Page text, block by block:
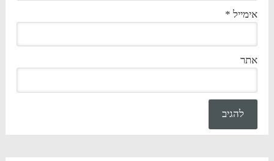
אימייל *
אתר